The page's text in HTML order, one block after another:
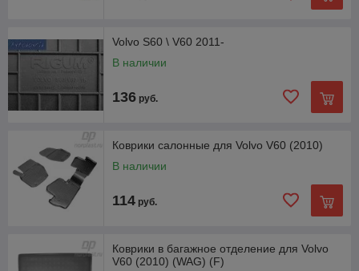
Volvo S60 \ V60 2011-
В наличии
136 руб.
Коврики салонные для Volvo V60 (2010)
В наличии
114 руб.
Коврики в багажное отделение для Volvo
V60 (2010) (WAG) (F)